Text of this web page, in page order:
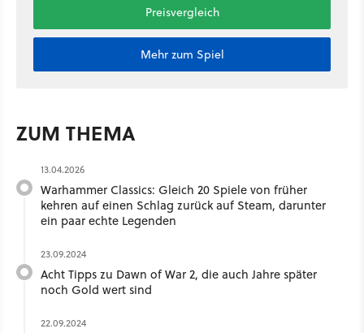
Preisvergleich
Mehr zum Spiel
ZUM THEMA
13.04.2026
Warhammer Classics: Gleich 20 Spiele von früher
kehren auf einen Schlag zurück auf Steam, darunter
ein paar echte Legenden
23.09.2024
Acht Tipps zu Dawn of War 2, die auch Jahre später
noch Gold wert sind
22.09.2024